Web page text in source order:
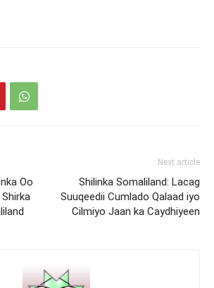
Oo
Next article
Shilinka Somaliland: Lacag
Suuqeedii Cumlado Qalaad iyo
Cilmiyo Jaan ka Caydhiyeen